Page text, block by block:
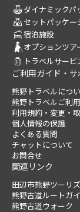
ダイナミックパ
セットパッケー
宿泊施設
オプションツア
トラベルサービ
ご利用ガイド・サ
熊野トラベルにつ
熊野トラベルご利
利用規約・変更・
個人情報の保護
よくある質問
チャットについて
お問合せ
関連リンク
田辺市熊野ツーリ
熊野古道ルートガ
熊野古道ウォーク